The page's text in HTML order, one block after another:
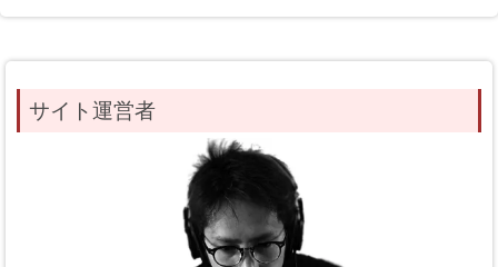
サイト運営者